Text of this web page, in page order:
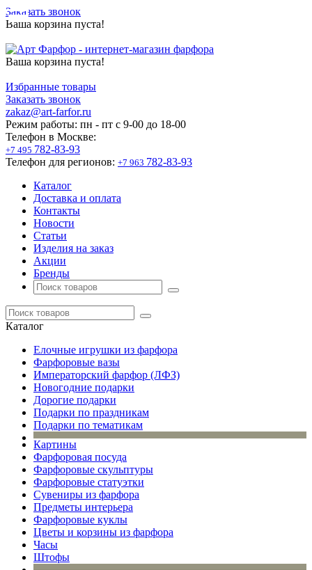
Заказать звонок
Ваша корзина пуста!
Ваша корзина пуста!
Избранные товары
Заказать звонок
zakaz@art-farfor.ru
Режим работы: пн - пт c 9-00 до 18-00
Телефон в Москве:
+7 495 782-83-93
Телефон для регионов: +7 963 782-83-93
Каталог
Доставка и оплата
Контакты
Новости
Статьи
Изделия на заказ
Акции
Бренды
Каталог
Елочные игрушки из фарфора
Фарфоровые вазы
Императорский фарфор (ЛФЗ)
Новогодние подарки
Дорогие подарки
Подарки по праздникам
Подарки по тематикам
Картины
Фарфоровая посуда
Фарфоровые скульптуры
Фарфоровые статуэтки
Сувениры из фарфора
Предметы интерьера
Фарфоровые куклы
Цветы и корзины из фарфора
Часы
Штофы